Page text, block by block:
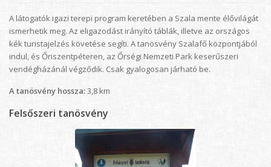
A látogatók igazi terepi program keretében a Szala mente élővilágát
ismerhetik meg. Az eligazodást irányító táblák, illetve az országos
kék turistajelzés követése segíti. A tanösvény Szalafő központjából
indul, és Őriszentpéteren, az Őrségi Nemzeti Park keserűszeri
vendégházánál végződik. Csak gyalogosan járható be.
A tanösvény hossza:3,8 km
Felsőszeri tanösvény